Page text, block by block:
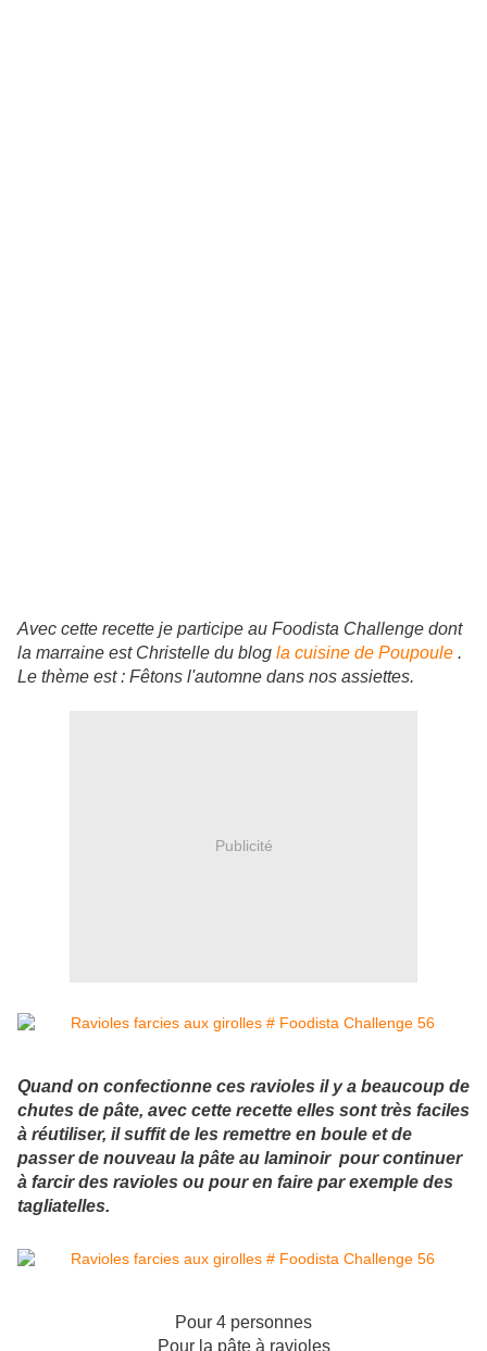
Avec cette recette je participe au Foodista Challenge dont
la marraine est Christelle du blog la cuisine de Poupoule .
Le thème est : Fêtons l'automne dans nos assiettes.
Publicité
Quand on confectionne ces ravioles il y a beaucoup de
chutes de pâte, avec cette recette elles sont très faciles
à réutiliser, il suffit de les remettre en boule et de
passer de nouveau la pâte au laminoir pour continuer
à farcir des ravioles ou pour en faire par exemple des
tagliatelles.
Pour 4 personnes
Pour la pâte à ravioles